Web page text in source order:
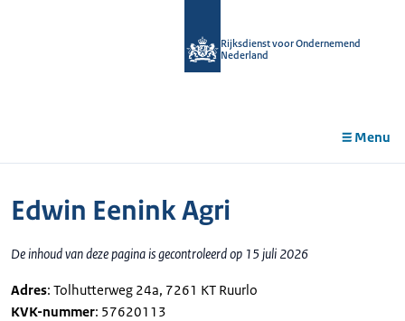
Rijksdienst voor Ondernemend
Nederland
Menu
Edwin Eenink Agri
De inhoud van deze pagina is gecontroleerd op 15 juli 2026
Adres: Tolhutterweg 24a, 7261 KT Ruurlo
KVK-nummer: 57620113